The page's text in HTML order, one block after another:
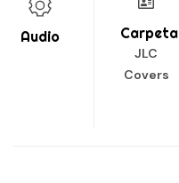
Audio Carpeta
JLC
Covers